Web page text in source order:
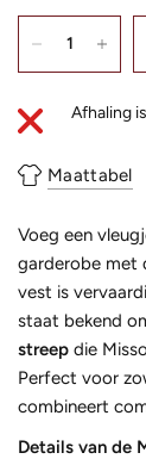
Afhaling
Maattabel
Voeg een
garderobe met
vest is
staat bekend
streep die
Perfect voor
combineert
Details van de